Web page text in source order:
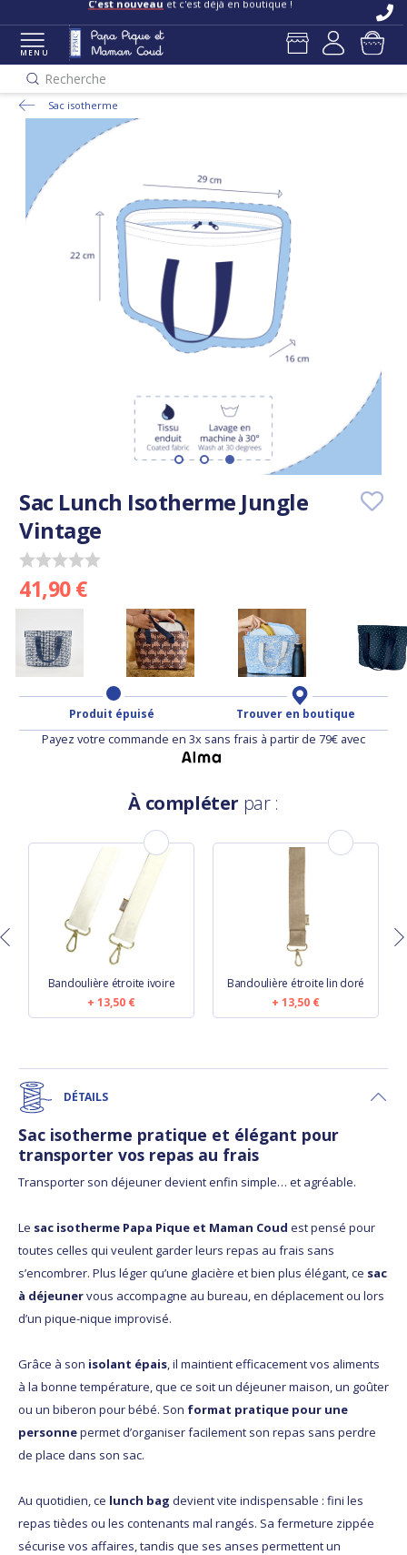
C'est nouveau et c'est déjà en boutique !
MENU
Recherche
Sac isotherme
Sac Lunch Isotherme Jungle
Vintage
41,90 €
Produit épuisé Trouver en boutique
Payez votre commande en 3x sans frais à partir de 79€ avec
À compléter par :
Bandoulière étroite ivoire
13,50 €
Bandoulière étroite lin doré
13,50 €
DÉTAILS
Sac isotherme pratique et élégant pour
transporter vos repas au frais
Transporter son déjeuner devient enfin simple… et agréable.
Le sac isotherme Papa Pique et Maman Coud est pensé pour
toutes celles qui veulent garder leurs repas au frais sans
s’encombrer. Plus léger qu’une glacière et bien plus élégant, ce sac
à déjeunervous accompagne au bureau, en déplacement ou lors
d’un pique-nique improvisé.
Grâce à son isolant épais, il maintient efficacement vos aliments
à la bonne température, que ce soit un déjeuner maison, un goûter
ou un biberon pour bébé. Son format pratique pour une
personnepermet d’organiser facilement son repas sans perdre
de place dans son sac.
Au quotidien, ce lunch bag devient vite indispensable : fini les
repas tièdes ou les contenants mal rangés. Sa fermeture zippée
sécurise vos affaires, tandis que ses anses permettent un